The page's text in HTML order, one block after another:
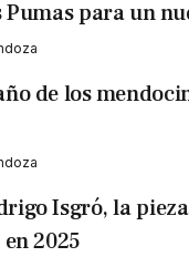
Pumas para un
de los
Isgró, la
2025